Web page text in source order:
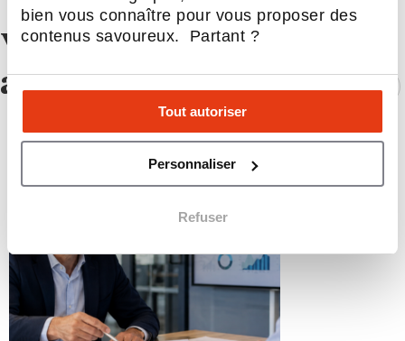
bien vous connaître pour vous proposer des
contenus savoureux. Partant ?
Tout autoriser
Personnaliser
Refuser
Vous aimerez
aussi !